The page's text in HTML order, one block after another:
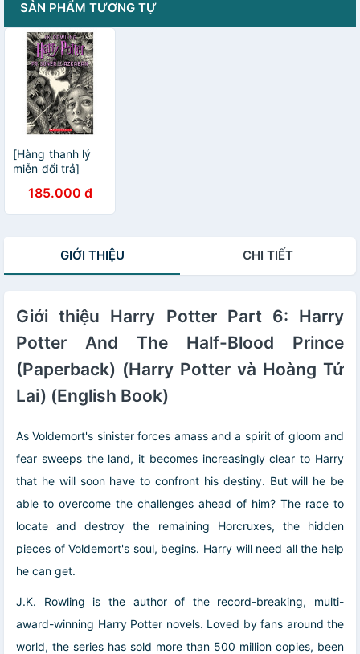
SẢN PHẨM TƯƠNG TỰ
[Hàng thanh lý
miễn đổi trả]
Potter Part 3:
Harry Potter And
(Paperback)
(English Book)
185.000 đ
GIỚI THIỆU CHI TIẾT
Giới thiệu Harry Potter Part 6: Harry
Potter And The Half-Blood Prince
(Paperback) (Harry Potter và Hoàng Tử
Lai) (English Book)
As Voldemort's sinister forces amass and a spirit of gloom and
fear sweeps the land, it becomes increasingly clear to Harry
that he will soon have to confront his destiny. But will he be
able to overcome the challenges ahead of him? The race to
locate and destroy the remaining Horcruxes, the hidden
pieces of Voldemort's soul, begins. Harry will need all the help
he can get.
J.K. Rowling is the author of the record-breaking, multi-
award-winning Harry Potter novels. Loved by fans around the
world, the series has sold more than 500 million copies, been